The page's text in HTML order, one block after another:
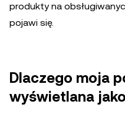
produkty na
pojawi się.
Dlaczego moja
wyświetlana